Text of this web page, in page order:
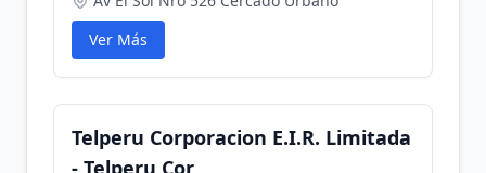
Ver Más
Telperu Corporacion E.I.R. Limitada
- Telperu Cor